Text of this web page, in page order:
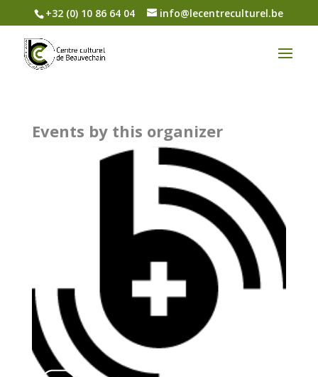
+32 (0) 10 86 64 04 info@lecentreculturel.be
Events by this organizer